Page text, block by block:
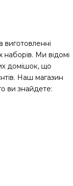
виготовленні
Ми відомі
домішок, що
Наш магазин
ви знайдете: